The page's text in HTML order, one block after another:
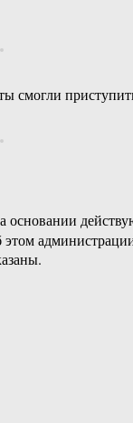
смогли
основании